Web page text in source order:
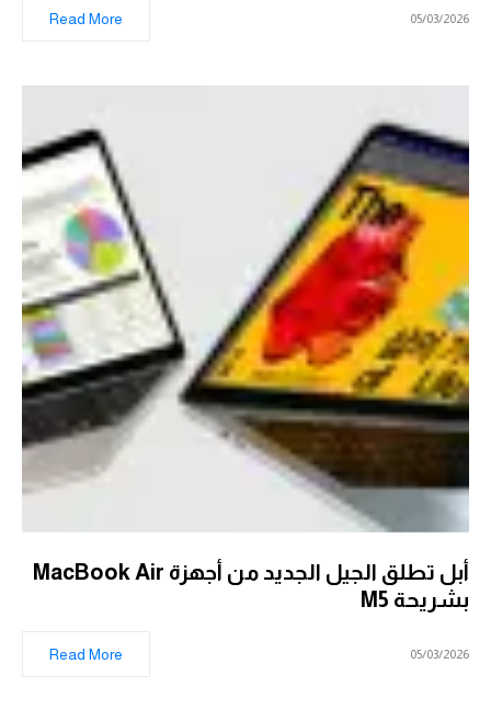
05/03/2026
Read More
أبل تطلق الجيل الجديد من أجهزة MacBook Air
بشريحة M5
05/03/2026
Read More